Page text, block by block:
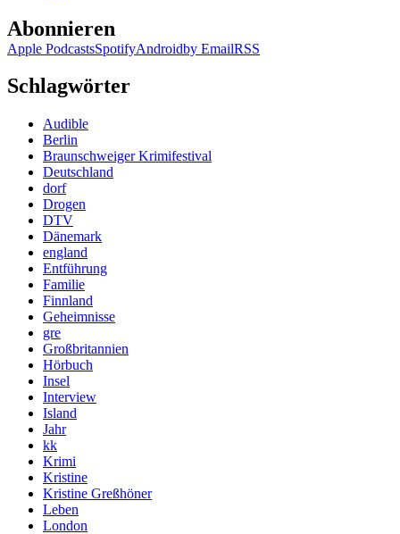
Abonnieren
Apple PodcastsSpotifyAndroidby EmailRSS
Schlagwörter
Audible
Berlin
Braunschweiger Krimifestival
Deutschland
dorf
Drogen
DTV
Dänemark
england
Entführung
Familie
Finnland
Geheimnisse
gre
Großbritannien
Hörbuch
Insel
Interview
Island
Jahr
kk
Krimi
Kristine
Kristine Greßhöner
Leben
London